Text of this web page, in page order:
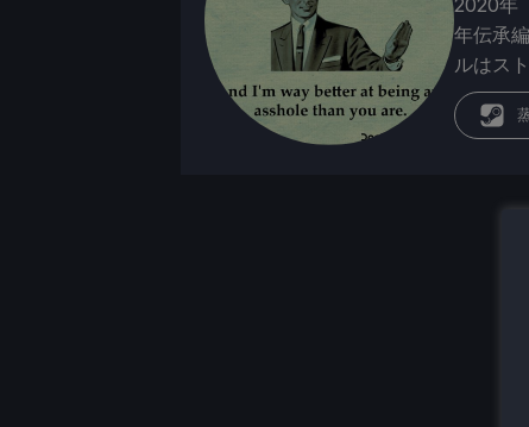
2020年
年伝承
ルはス